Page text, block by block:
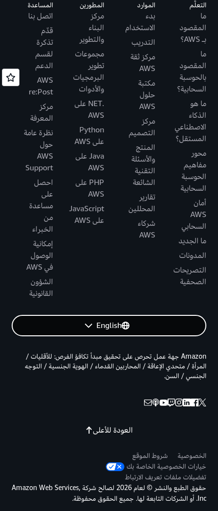
التعلُّم
ما
المقصود
بـ AWS؟
ما
المقصود
بالحوسبة
السحابية؟
ما هو
الذكاء
الاصطناعي
المستقل؟
محور
مفاهيم
الحوسبة
السحابية
أمان
AWS
السحابي
ما الجديد
المدونات
التصريحات
الصحفية
الموارد
بدء
الاستخدام
التدريب
مركز ثقة
AWS
مكتبة
حلول
AWS
مركز
التصميم
المنتج
والأسئلة
التقنية
الشائعة
تقارير
المحللين
شركاء
AWS
المطورين
مركز
البناء
والتطوير
مجموعات
تطوير
البرمجيات
والأدوات
.NET على
AWS
Python
على AWS
Java على
AWS
PHP على
AWS
JavaScript
على AWS
المساعدة
اتصل بنا
قدّم
تذكرة
لقسم
الدعم
AWS
re:Post
مركز
المعرفة
نظرة عامة
حول
AWS
Support
احصل
على
مساعدة
من
الخبراء
إمكانية
الوصول
في AWS
الشؤون
القانونية
English
العودة للأعلى
Amazon جهة عمل تحرص على تحقيق مبدأ تكافؤ الفرص: للأقليات /
المرأة / متحدي الإعاقة / المحاربين القدماء / الهوية الجنسية / التوجه
الجنسي / السن.
الخصوصية
شروط الموقع
خيارات الخصوصية الخاصة بك
تفضيلات ملفات تعريف الارتباط
حقوق الطبع والنشر © لعام 2026 لصالح شركة Amazon Web Services,
Inc. أو الشركات التابعة لها. جميع الحقوق محفوظة.